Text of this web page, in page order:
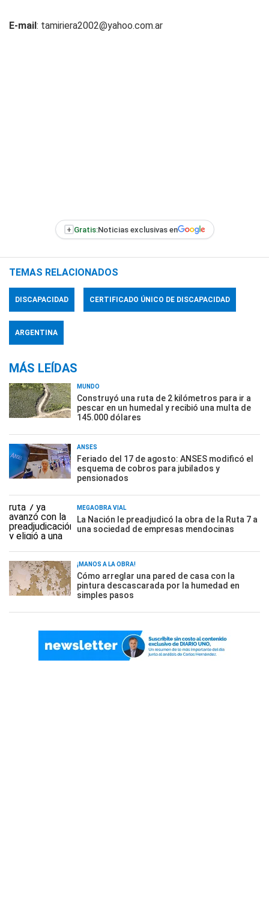
E-mail: tamiriera2002@yahoo.com.ar
+ Gratis:Noticias exclusivas en
TEMAS RELACIONADOS
DISCAPACIDAD CERTIFICADO ÚNICO DE DISCAPACIDAD
ARGENTINA
MÁS LEÍDAS
MUNDO
Construyó una ruta de 2 kilómetros para ir a
pescar en un humedal y recibió una multa de
145.000 dólares
ANSES
Feriado del 17 de agosto: ANSES modificó el
esquema de cobros para jubilados y
pensionados
MEGAOBRA VIAL
La Nación le preadjudicó la obra de la Ruta 7 a
una sociedad de empresas mendocinas
¡MANOS A LA OBRA!
Cómo arreglar una pared de casa con la
pintura descascarada por la humedad en
simples pasos